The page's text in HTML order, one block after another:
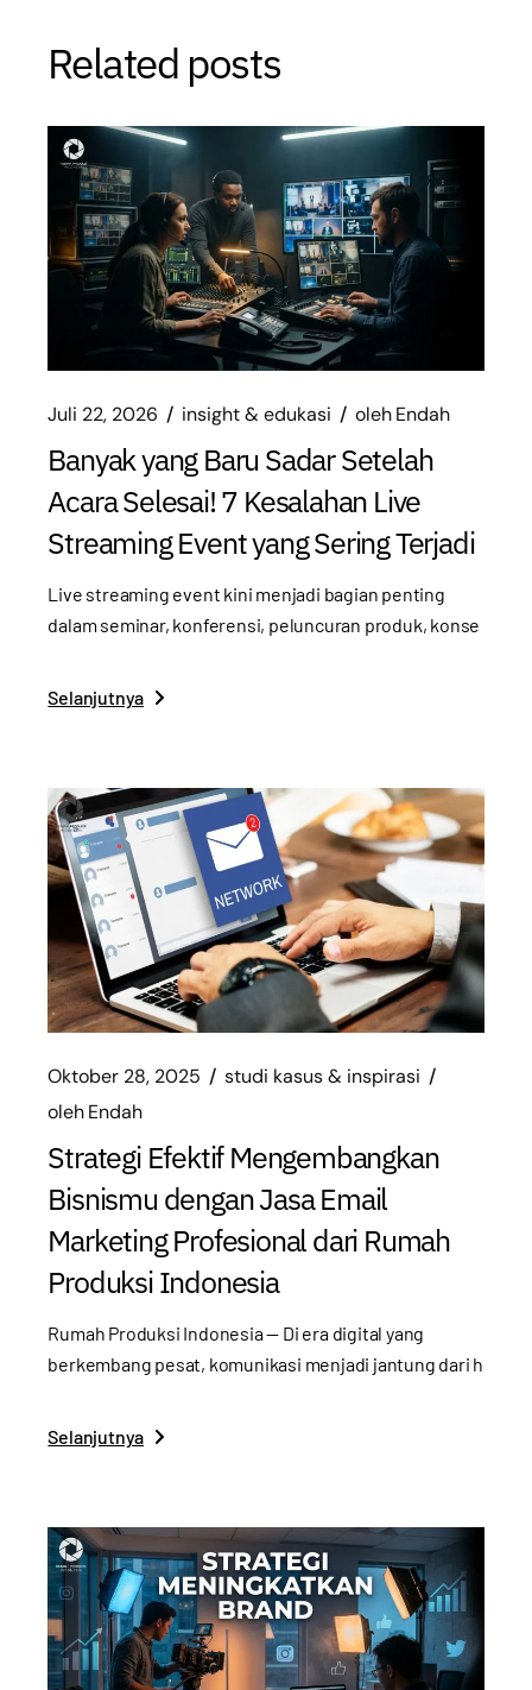
Related posts
Juli 22, 2026 insight & edukasi olehEndah
Banyak yang Baru Sadar Setelah
Acara Selesai! 7 Kesalahan Live
Streaming Event yang Sering Terjadi
Live streaming event kini menjadi bagian penting
dalam seminar, konferensi, peluncuran produk, konse
Selanjutnya
Oktober 28, 2025
studi kasus & inspirasi
olehEndah
Strategi Efektif Mengembangkan
Bisnismu dengan Jasa Email
Marketing Profesional dari Rumah
Produksi Indonesia
Rumah Produksi Indonesia — Di era digital yang
berkembang pesat, komunikasi menjadi jantung dari h
Selanjutnya